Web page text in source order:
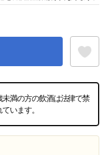
お気に入
満の方の飲酒は法律で禁
います。